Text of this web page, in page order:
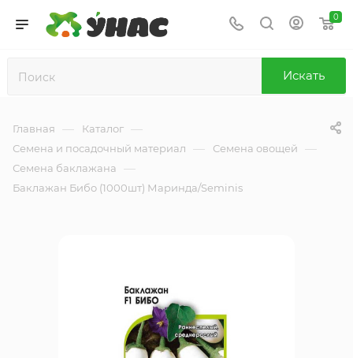
0
Искать
Главная — Каталог —
Семена и посадочный материал — Семена овощей —
Семена баклажана —
Баклажан Бибо (1000шт) Маринда/Seminis